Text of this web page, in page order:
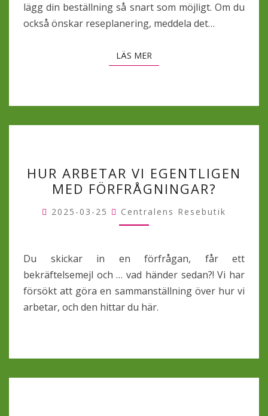
lägg din beställning så snart som möjligt. Om du
också önskar reseplanering, meddela det…
LÄS MER
ARBETAR
VI
EGENTLIGEN
MED
HUR ARBETAR VI EGENTLIGEN
MED FÖRFRÅGNINGAR?
2025-03-25 Centralens Resebutik
Du skickar in en förfrågan, får ett
bekräftelsemejl och … vad händer sedan?! Vi har
försökt att göra en sammanställning över hur vi
arbetar, och den hittar du här.